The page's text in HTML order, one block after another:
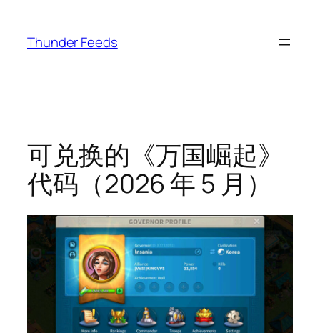
Thunder Feeds
可兑换的《万国崛起》
代码（2026 年 5 月）